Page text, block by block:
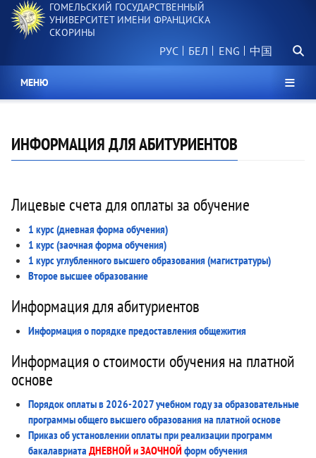
Перейти
основному
ГОМЕЛЬСКИЙ ГОСУДАРСТВЕННЫЙ
УНИВЕРСИТЕТ ИМЕНИ ФРАНЦИСКА
СКОРИНЫ
РУС БЕЛ 中国
МЕНЮ
ИНФОРМАЦИЯ ДЛЯ АБИТУРИЕНТОВ
Лицевые счета для оплаты за обучение
1 курс (дневная форма обучения)
1 курс (заочная форма обучения)
1 курс углубленного высшего образования (магистратуры)
Второе высшее образование
Информация для абитуриентов
Информация о порядке предоставления общежития
Информация о стоимости обучения на платной
основе
Порядок оплаты в 2026-2027 учебном году за образовательные
программы общего высшего образования на платной основе
Приказ об установлении оплаты при реализации программ
бакалавриата ДНЕВНОЙ и ЗАОЧНОЙ форм обучения